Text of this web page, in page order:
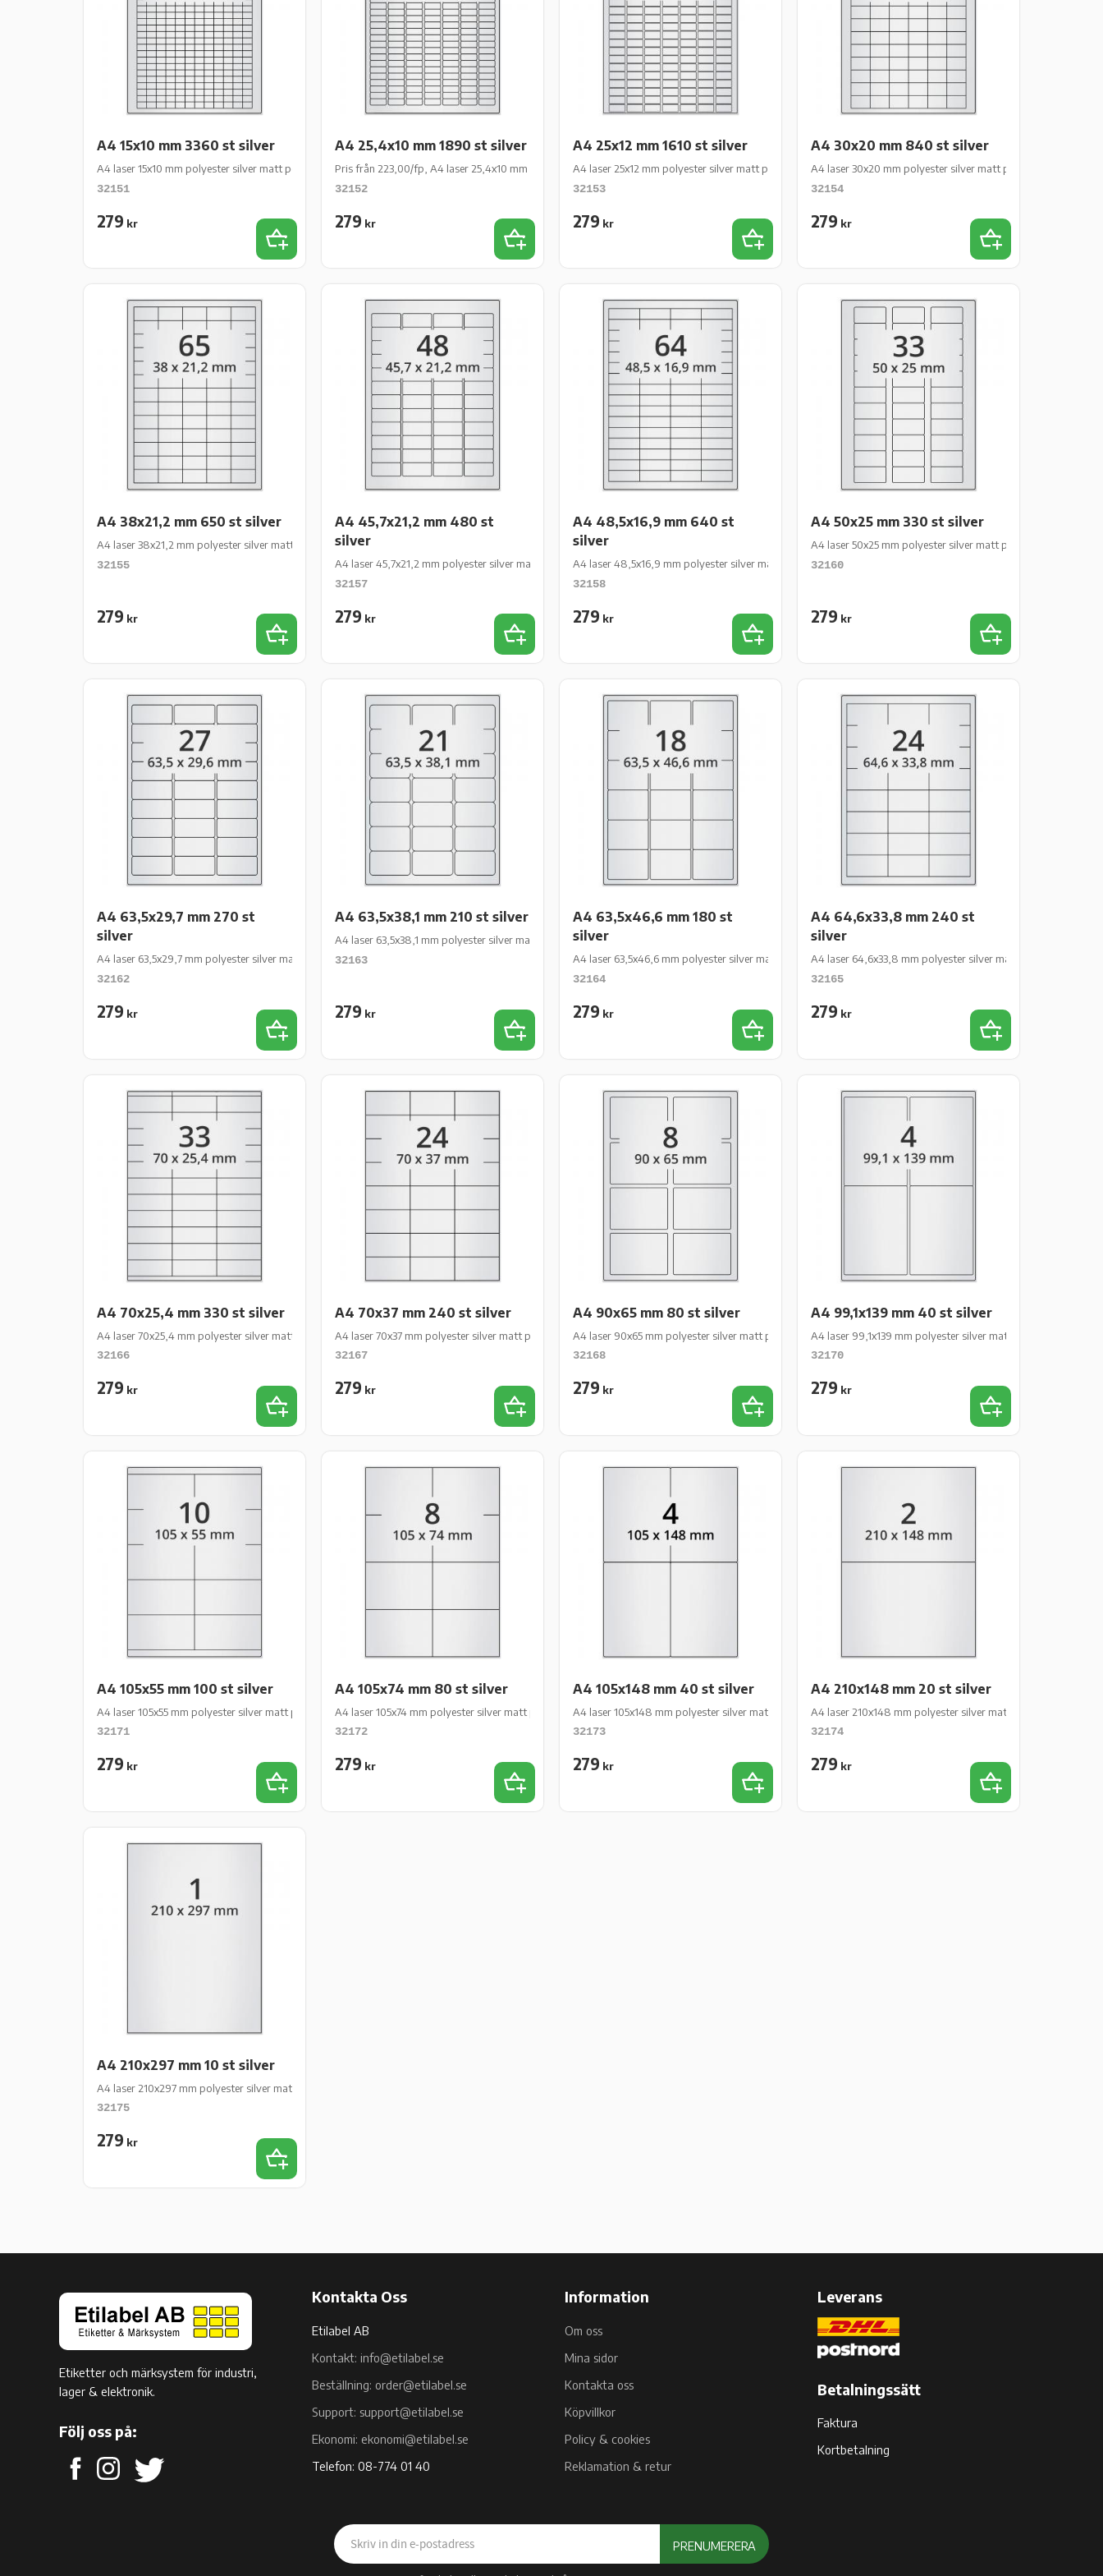
A4 15x10 mm 3360 st silver
A4 laser 15x10 mm polyester silver matt perm 3360 st 10 ark/fp
32151
279 kr
Lägg till i favoriter
A4 25,4x10 mm 1890 st silver
Pris från 223,00/fp, A4 laser 25,4x10 mm polyester silver matt perm 1890 st 10 ark/fp
32152
279 kr
Lägg till i favoriter
A4 25x12 mm 1610 st silver
A4 laser 25x12 mm polyester silver matt perm 1610 st 10 ark/fp
32153
279 kr
Lägg till i favoriter
A4 30x20 mm 840 st silver
A4 laser 30x20 mm polyester silver matt perm 840 st 10 ark/
32154
279 kr
Lägg till i favoriter
A4 38x21,2 mm 650 st silver
A4 laser 38x21,2 mm polyester silver matt perm 650 st 10 ark/fp
32155
279 kr
Lägg till i favoriter
A4 45,7x21,2 mm 480 st
silver
A4 laser 45,7x21,2 mm polyester silver matt perm 480 st 10 ark/fp
32157
279 kr
Lägg till i favoriter
A4 48,5x16,9 mm 640 st
silver
A4 laser 48,5x16,9 mm polyester silver matt perm 640 st 10 ark/fp
32158
279 kr
Lägg till i favoriter
A4 50x25 mm 330 st silver
A4 laser 50x25 mm polyester silver matt perm 330 st 10 ark/fp
32160
279 kr
Lägg till i favoriter
A4 63,5x29,7 mm 270 st
silver
A4 laser 63,5x29,7 mm polyester silver matt perm 270 st 10 ark/fp
32162
279 kr
Lägg till i favoriter
A4 63,5x38,1 mm 210 st silver
A4 laser 63,5x38,1 mm polyester silver matt perm 210 st 10 ark/fp
32163
279 kr
Lägg till i favoriter
A4 63,5x46,6 mm 180 st
silver
A4 laser 63,5x46,6 mm polyester silver matt perm 180 st 10 ark/fp
32164
279 kr
Lägg till i favoriter
A4 64,6x33,8 mm 240 st
silver
A4 laser 64,6x33,8 mm polyester silver matt perm 240 st 10
32165
279 kr
Lägg till i favoriter
A4 70x25,4 mm 330 st silver
A4 laser 70x25,4 mm polyester silver matt perm 330 st 10 ark/fp
32166
279 kr
Lägg till i favoriter
A4 70x37 mm 240 st silver
A4 laser 70x37 mm polyester silver matt perm 240 st 10 ark/fp
32167
279 kr
Lägg till i favoriter
A4 90x65 mm 80 st silver
A4 laser 90x65 mm polyester silver matt perm 80 st 10 ark/fp
32168
279 kr
Lägg till i favoriter
A4 99,1x139 mm 40 st silver
A4 laser 99,1x139 mm polyester silver matt perm 40 st 10
32170
279 kr
Lägg till i favoriter
A4 105x55 mm 100 st silver
A4 laser 105x55 mm polyester silver matt perm 100 st 10 ark/fp
32171
279 kr
Lägg till i favoriter
A4 105x74 mm 80 st silver
A4 laser 105x74 mm polyester silver matt perm 80 st 10 ark/fp
32172
279 kr
Lägg till i favoriter
A4 105x148 mm 40 st silver
A4 laser 105x148 mm polyester silver matt perm 40 st 10 ark/fp
32173
279 kr
Lägg till i favoriter
A4 210x148 mm 20 st silver
A4 laser 210x148 mm polyester silver matt perm 20 st 10 ark/
32174
279 kr
Lägg till i favoriter
A4 210x297 mm 10 st silver
A4 laser 210x297 mm polyester silver matt perm 10 st 10 ark/fp
32175
279 kr
Lägg till i favoriter
Etiketter och märksystem för industri,
lager & elektronik.
Följ oss på:
Kontakta Oss
Etilabel AB
Kontakt: info@etilabel.se
Beställning: order@etilabel.se
Support: support@etilabel.se
Ekonomi: ekonomi@etilabel.se
Telefon: 08-774 01 40
Information
Om oss
Mina sidor
Kontakta oss
Köpvillkor
Policy & cookies
Reklamation & retur
Leverans
Betalningssätt
Faktura
Kortbetalning
PRENUMERERA